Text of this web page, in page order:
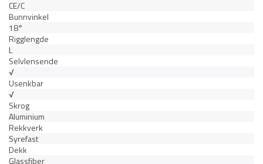
CE/C
Bunnvinkel
18°
Rigglengde
L
Selvlensende
√
Usenkbar
√
Skrog
Aluminium
Rekkverk
Syrefast
Dekk
Glassfiber